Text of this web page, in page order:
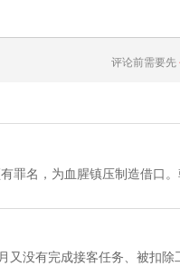
评论前需要先
罪名，为血腥镇压制造借口
又没有完成接客任务、被扣除